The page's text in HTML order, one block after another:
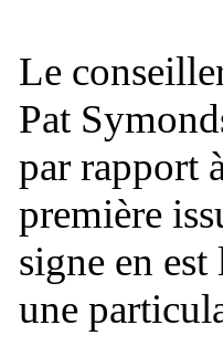
Le
Pat
par rapport
première
signe en
une